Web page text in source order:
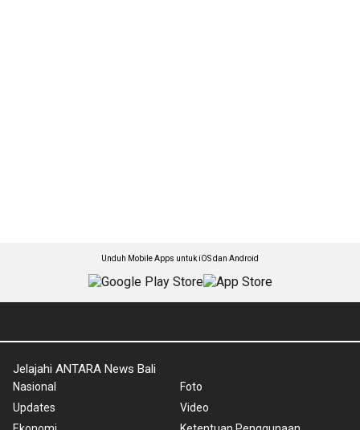
Unduh Mobile Apps untuk iOS dan Android
Jelajahi ANTARA News Bali
Nasional
Updates
Foto
Video